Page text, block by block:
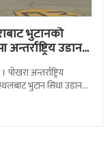
भुटानको
अन्तर्राष्ट्रिय उडान
अन्तर्राष्ट्रिय
भुटान सिधा उडान